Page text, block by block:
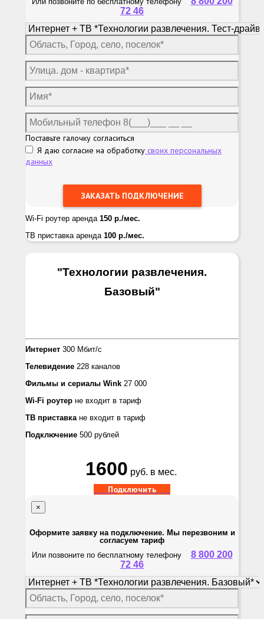
72 46
Поставьте галочку согласиться
Я даю согласие на обработку своих персональных
данных
Wi-Fi роутер аренда 150 р./мес.
ТВ приставка аренда 100 р./мес.
"Технологии развлечения.
Базовый"
Интернет 300 Мбит/с
Телевидение 228 каналов
Фильмы и сериалы Wink 27 000
Wi-Fi роутер не входит в тариф
ТВ приставкане входит в тариф
Подключение 500 рублей
1600 руб. в мес.
Подключить
×
Оформите заявку на подключение. Мы перезвоним и
согласуем тариф
Или позвоните по бесплатному телефону 8 800 200
72 46